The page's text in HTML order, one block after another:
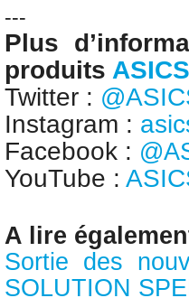
---
Plus
produits ASICS
Twitter :
Instagram :
Facebook :
YouTube :
A lire
Sortie des
SOLUTION